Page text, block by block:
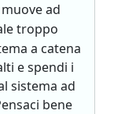
ad
troppo
a catena
e spendi i
sistema ad
bene